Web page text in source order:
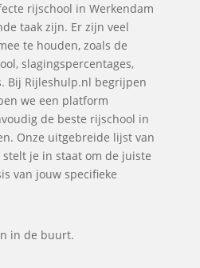
rijschool in Werkendam
taak zijn. Er zijn veel
te houden, zoals de
slagingspercentages,
Bij Rijleshulp.nl begrijpen
we een platform
de beste rijschool in
Onze uitgebreide lijst van
je in staat om de juiste
van jouw specifieke
in de buurt.